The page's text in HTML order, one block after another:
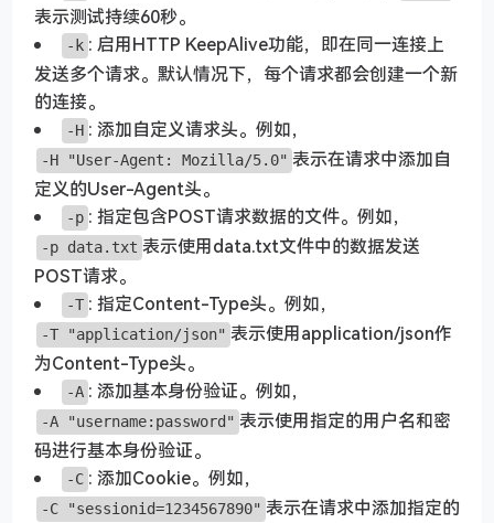
表示测试持续60秒。
-k : 启用HTTP KeepAlive功能，即在同一连接上
发送多个请求。默认情况下，每个请求都会创建一个新
的连接。
-H : 添加自定义请求头。例如，
-H "User-Agent: Mozilla/5.0" 表示在请求中添加自
定义的User-Agent头。
-p : 指定包含POST请求数据的文件。例如，
-p data.txt 表示使用data.txt文件中的数据发送
POST请求。
-T : 指定Content-Type头。例如，
-T "application/json" 表示使用application/json作
为Content-Type头。
-A : 添加基本身份验证。例如，
-A "username:password" 表示使用指定的用户名和密
码进行基本身份验证。
-C : 添加Cookie。例如，
-C "sessionid=1234567890" 表示在请求中添加指定的